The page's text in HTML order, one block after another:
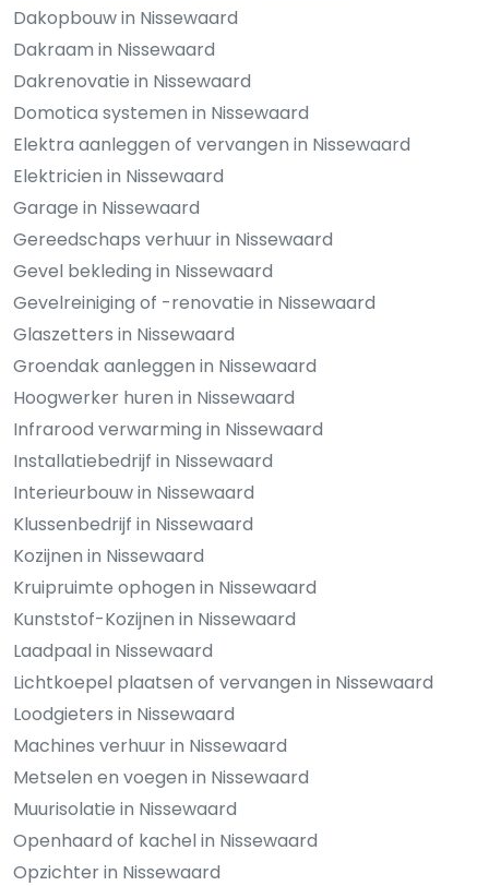
Dakopbouw in Nissewaard
Dakraam in Nissewaard
Dakrenovatie in Nissewaard
Domotica systemen in Nissewaard
Elektra aanleggen of vervangen in Nissewaard
Elektricien in Nissewaard
Garage in Nissewaard
Gereedschaps verhuur in Nissewaard
Gevel bekleding in Nissewaard
Gevelreiniging of -renovatie in Nissewaard
Glaszetters in Nissewaard
Groendak aanleggen in Nissewaard
Hoogwerker huren in Nissewaard
Infrarood verwarming in Nissewaard
Installatiebedrijf in Nissewaard
Interieurbouw in Nissewaard
Klussenbedrijf in Nissewaard
Kozijnen in Nissewaard
Kruipruimte ophogen in Nissewaard
Kunststof-Kozijnen in Nissewaard
Laadpaal in Nissewaard
Lichtkoepel plaatsen of vervangen in Nissewaard
Loodgieters in Nissewaard
Machines verhuur in Nissewaard
Metselen en voegen in Nissewaard
Muurisolatie in Nissewaard
Openhaard of kachel in Nissewaard
Opzichter in Nissewaard